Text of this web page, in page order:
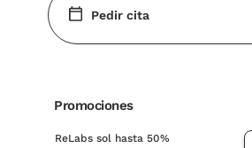
Pedir cita
Promociones
ReLabs sol hasta 50%